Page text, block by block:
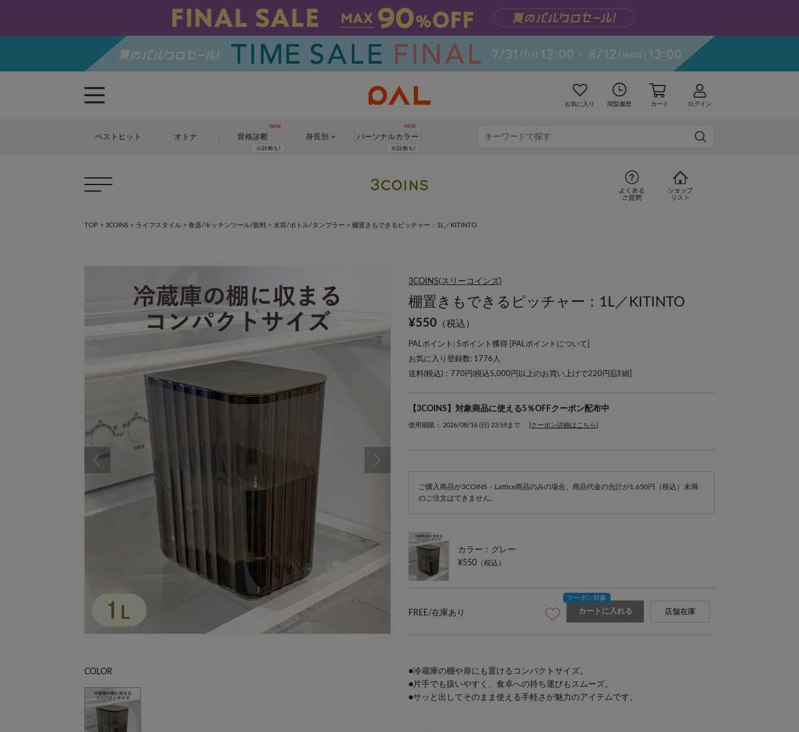
お気に入り 閲覧履歴 カート ログイン
ベストヒット オトナ 骨格診断 身長別 パーソナルカラー
TOP > 3COINS > ライフスタイル > 食器/キッチンツール/飲料 > 水筒/ボトル/タンブラー > 棚置きもできるピッチャー：1L／KITINTO
COLOR
3COINS(スリーコインズ)
棚置きもできるピッチャー：1L／KITINTO
¥550 （税込）
PALポイント: 5ポイント獲得 [ PALポイントについて
お気に入り登録数: 1776 人
送料(税込)：770円(税込5,000円以上のお買い上げで220円)[ 詳細
【3COINS】対象商品に使える5％OFFクーポン配布中
使用期限： 2026/08/16 (日) 23:59まで [クーポン詳細はこちら]
ご購入商品が3COINS・Lattice商品のみの場合、商品代金の合計が1,650円（税込）未満
のご注文はできません。
カラー：グレー
¥550 （税込）
FREE/在庫あり カートに入れる 店舗在庫
●冷蔵庫の棚や扉にも置けるコンパクトサイズ。
●片手でも扱いやすく、食卓への持ち運びもスムーズ。
●サッと出してそのまま使える手軽さが魅力のアイテムです。